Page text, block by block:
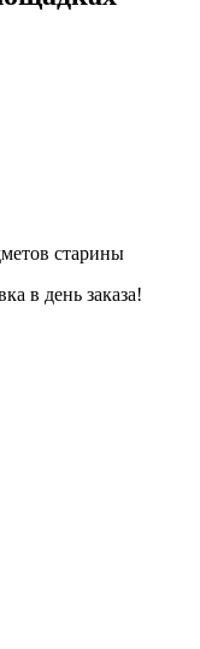
старины
в день заказа!